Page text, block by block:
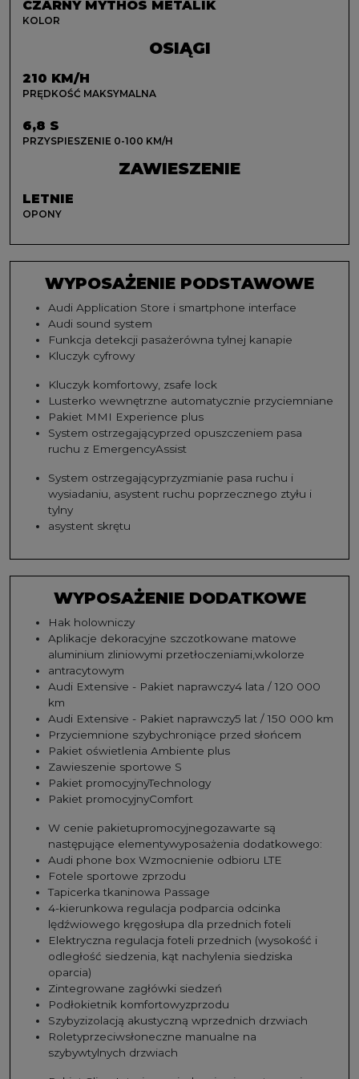
CZARNY MYTHOS METALIK
KOLOR
OSIĄGI
210 KM/H
PRĘDKOŚĆ MAKSYMALNA
6,8 S
PRZYSPIESZENIE 0-100 KM/H
ZAWIESZENIE
LETNIE
OPONY
WYPOSAŻENIE PODSTAWOWE
Audi Application Store i smartphone interface
Audi sound system
Funkcja detekcji pasażerówna tylnej kanapie
Kluczyk cyfrowy
Kluczyk komfortowy, zsafe lock
Lusterko wewnętrzne automatycznie przyciemniane
Pakiet MMI Experience plus
System ostrzegającyprzed opuszczeniem pasa
ruchu z EmergencyAssist
System ostrzegającyprzyzmianie pasa ruchu i
wysiadaniu, asystent ruchu poprzecznego ztyłu i
tylny
asystent skrętu
WYPOSAŻENIE DODATKOWE
Hak holowniczy
Aplikacje dekoracyjne szczotkowane matowe
aluminium zliniowymi przetłoczeniami,wkolorze
antracytowym
Audi Extensive - Pakiet naprawczy4 lata / 120 000
km
Audi Extensive - Pakiet naprawczy5 lat / 150 000 km
Przyciemnione szybychroniące przed słońcem
Pakiet oświetlenia Ambiente plus
Zawieszenie sportowe S
Pakiet promocyjnyTechnology
Pakiet promocyjnyComfort
W cenie pakietupromocyjnegozawarte są
następujące elementywyposażenia dodatkowego:
Audi phone box Wzmocnienie odbioru LTE
Fotele sportowe zprzodu
Tapicerka tkaninowa Passage
4-kierunkowa regulacja podparcia odcinka
lędźwiowego kręgosłupa dla przednich foteli
Elektryczna regulacja foteli przednich (wysokość i
odległość siedzenia, kąt nachylenia siedziska
oparcia)
Zintegrowane zagłówki siedzeń
Podłokietnik komfortowyzprzodu
Szybyzizolacją akustyczną wprzednich drzwiach
Roletyprzeciwsłoneczne manualne na
szybywtylnych drzwiach